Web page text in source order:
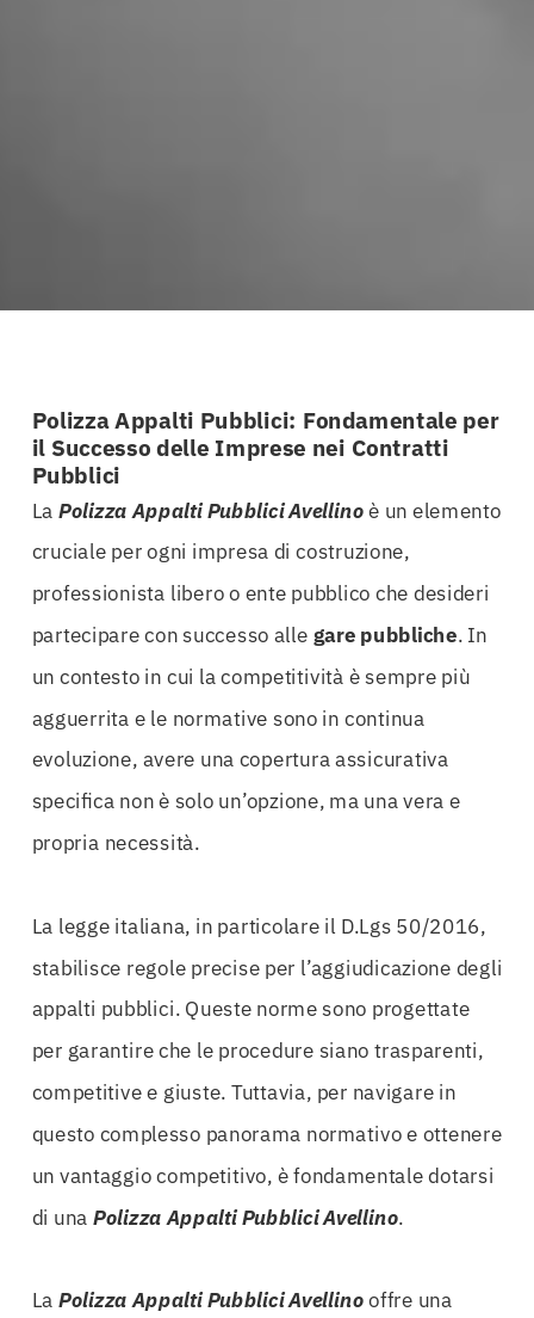
Polizza Appalti Pubblici: Fondamentale per
il Successo delle Imprese nei Contratti
Pubblici
La Polizza Appalti Pubblici Avellinoè un elemento
cruciale per ogni impresa di costruzione,
professionista libero o ente pubblico che desideri
partecipare con successo alle gare pubbliche. In
un contesto in cui la competitività è sempre più
agguerrita e le normative sono in continua
evoluzione, avere una copertura assicurativa
specifica non è solo un’opzione, ma una vera e
propria necessità.
La legge italiana, in particolare il D.Lgs 50/2016,
stabilisce regole precise per l’aggiudicazione degli
appalti pubblici. Queste norme sono progettate
per garantire che le procedure siano trasparenti,
competitive e giuste. Tuttavia, per navigare in
questo complesso panorama normativo e ottenere
un vantaggio competitivo, è fondamentale dotarsi
di una Polizza Appalti Pubblici Avellino.
La Polizza Appalti Pubblici Avellinooffre una